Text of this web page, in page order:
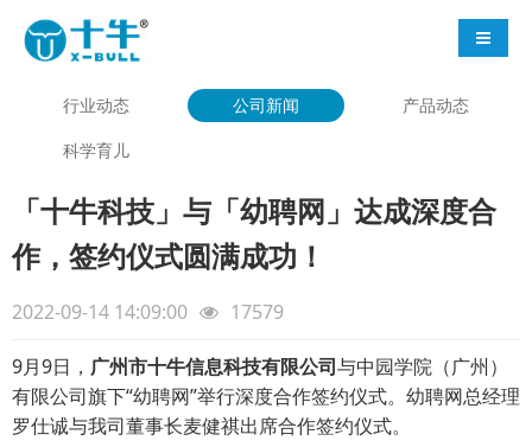
导航切
行业动态 公司新闻
产品动态
科学育儿
「十牛科技」与「幼聘网」达成深度合
作，签约仪式圆满成功！
2022-09-14 14:09:00 17579
9月9日， 广州市十牛信息科技有限公司与中园学院（广州）
有限公司旗下“幼聘网”举行深度合作签约仪式。幼聘网总经理
罗仕诚与我司董事长麦健祺出席合作签约仪式。